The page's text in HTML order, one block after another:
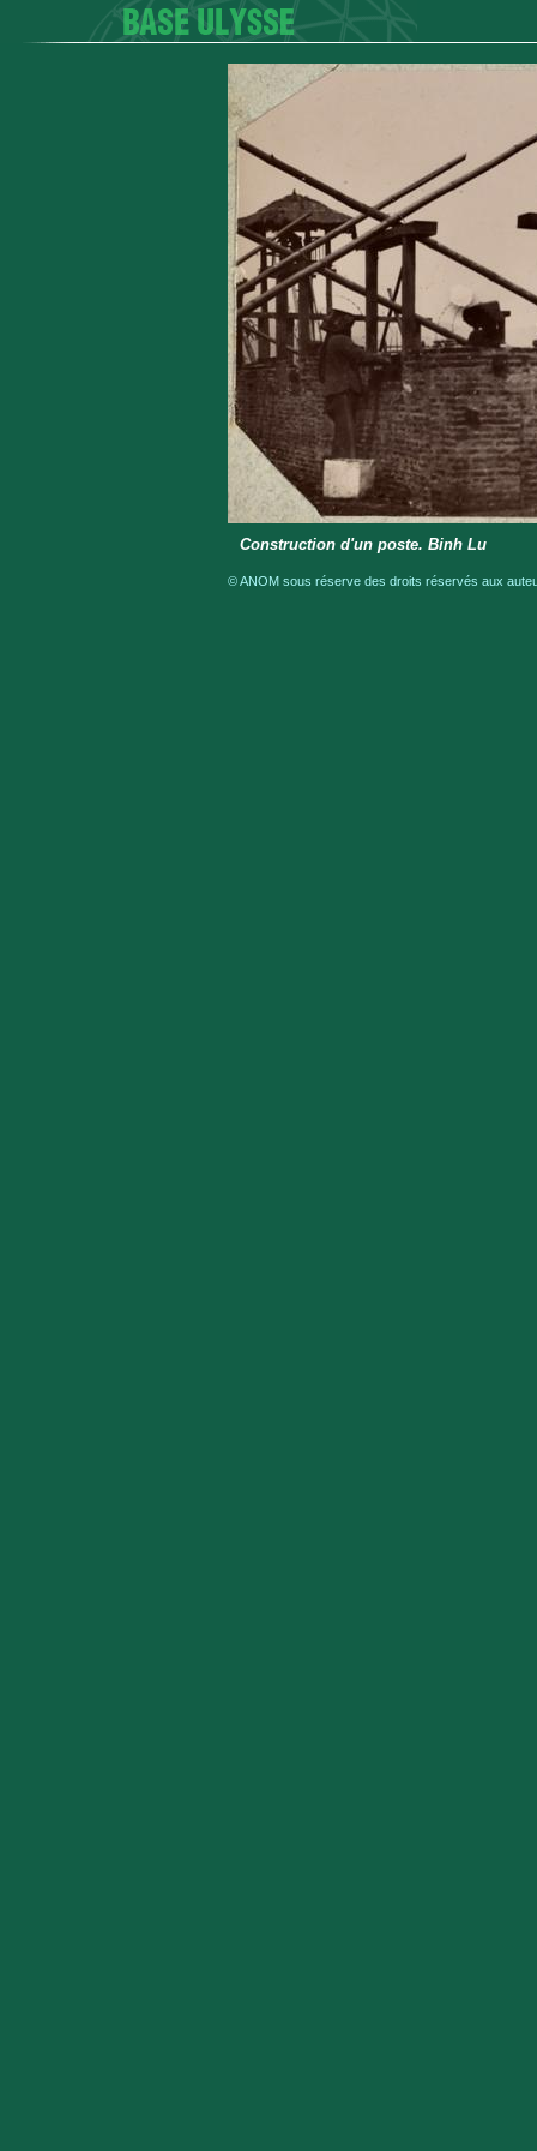
Construction d'un poste. Binh Lu
© ANOM sous réserve des droits réservés aux